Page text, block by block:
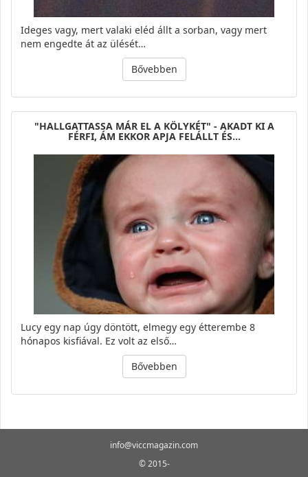
Ideges vagy, mert valaki eléd állt a sorban, vagy mert
nem engedte át az ülését…
Bővebben
"HALLGATTASSA MÁR EL A KÖLYKÉT" - AKADT KI A
FÉRFI, ÁM EKKOR APJA FELÁLLT ÉS…
Lucy egy nap úgy döntött, elmegy egy étterembe 8
hónapos kisfiával. Ez volt az első…
Bővebben
info@viccmagazin.com
© 2015-